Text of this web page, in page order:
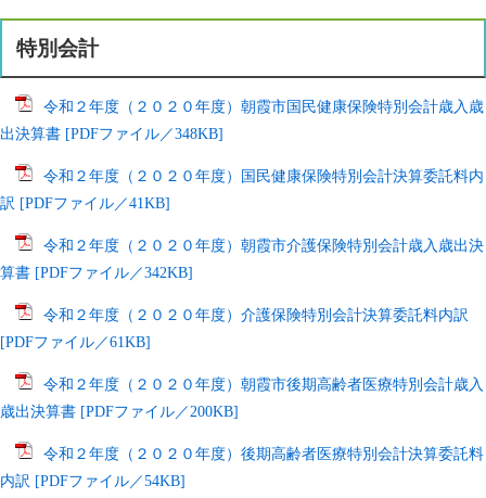
特別会計
令和２年度（２０２０年度）朝霞市国民健康保険特別会計歳入歳
出決算書 [PDFファイル／348KB]
令和２年度（２０２０年度）国民健康保険特別会計決算委託料内
訳 [PDFファイル／41KB]
令和２年度（２０２０年度）朝霞市介護保険特別会計歳入歳出決
算書 [PDFファイル／342KB]
令和２年度（２０２０年度）介護保険特別会計決算委託料内訳
[PDFファイル／61KB]
令和２年度（２０２０年度）朝霞市後期高齢者医療特別会計歳入
歳出決算書 [PDFファイル／200KB]
令和２年度（２０２０年度）後期高齢者医療特別会計決算委託料
内訳 [PDFファイル／54KB]